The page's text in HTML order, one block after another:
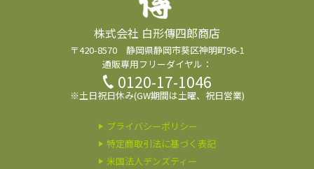
株式会社 白形傳四郎商店
〒420-8570 静岡県静岡市葵区神明町96-1
通販専用フリーダイヤル：
0120-17-1046
※土日祝日休み(GW期間は土曜、祝日営業)
プライバシーポリシー
特定商取引法に基づく表記
米国法人デンズティー